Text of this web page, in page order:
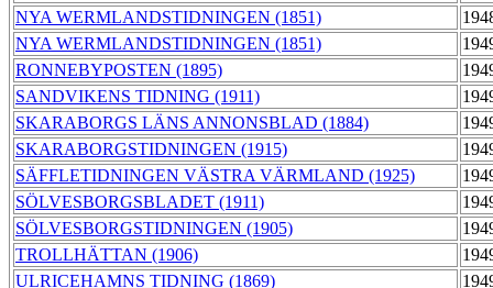
NYA WERMLANDSTIDNINGEN (1851)
NYA WERMLANDSTIDNINGEN (1851)
RONNEBYPOSTEN (1895)
SANDVIKENS TIDNING (1911)
SKARABORGS LÄNS ANNONSBLAD (1884)
SKARABORGSTIDNINGEN (1915)
SÄFFLETIDNINGEN VÄSTRA VÄRMLAND (1925)
SÖLVESBORGSBLADET (1911)
SÖLVESBORGSTIDNINGEN (1905)
TROLLHÄTTAN (1906)
ULRICEHAMNS TIDNING (1869)